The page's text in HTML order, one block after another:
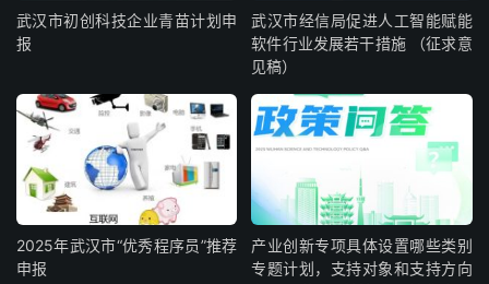
武汉市初创科技企业青苗计划申
报
武汉市经信局促进人工智能赋能
软件行业发展若干措施 （征求意
见稿）
2025年武汉市“优秀程序员”推荐
申报
产业创新专项具体设置哪些类别
专题计划，支持对象和支持方向